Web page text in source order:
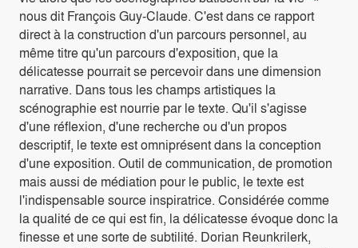
nous dit François Guy-Claude. C'est dans ce rapport
direct à la construction d'un parcours personnel, au
même titre qu'un parcours d'exposition, que la
délicatesse pourrait se percevoir dans une dimension
narrative. Dans tous les champs artistiques la
scénographie est nourrie par le texte. Qu'il s'agisse
d'une réflexion, d'une recherche ou d'un propos
descriptif, le texte est omniprésent dans la conception
d'une exposition. Outil de communication, de promotion
mais aussi de médiation pour le public, le texte est
l'indispensable source inspiratrice. Considérée comme
la qualité de ce qui est fin, la délicatesse évoque donc la
finesse et une sorte de subtilité. Dorian Reunkrilerk,